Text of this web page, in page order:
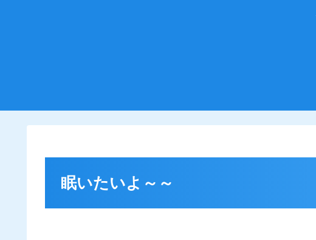
眠いたいよ～～